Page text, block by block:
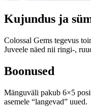
Kujundus ja
Colossal Gems tegevus
Juveele näed nii ringi-,
Boonused
Mänguväli pakub 6×5
asemele “langevad” uued.